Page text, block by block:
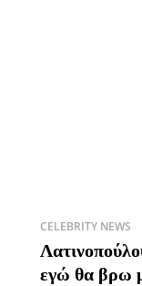
CELEBRITY NEWS
εγώ θα βρω